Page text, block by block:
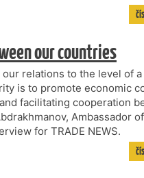
our countries
relations to the level of
is to promote economic
facilitating cooperation
Ambassador of
for TRADE NEWS.